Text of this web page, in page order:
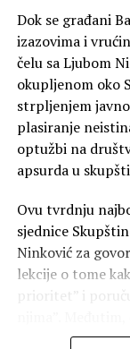
Dok se građani
izazovima i
čelu sa Ljubom
okupljenom oko
strpljenjem
plasiranje
optužbi na
apsurda u
Ovu tvrdnju
sjednice
Ninković za
lekcije o tome
prioritet” i